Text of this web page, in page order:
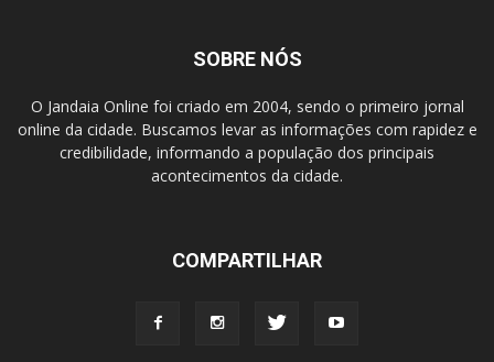
SOBRE NÓS
O Jandaia Online foi criado em 2004, sendo o primeiro jornal
online da cidade. Buscamos levar as informações com rapidez e
credibilidade, informando a população dos principais
acontecimentos da cidade.
COMPARTILHAR